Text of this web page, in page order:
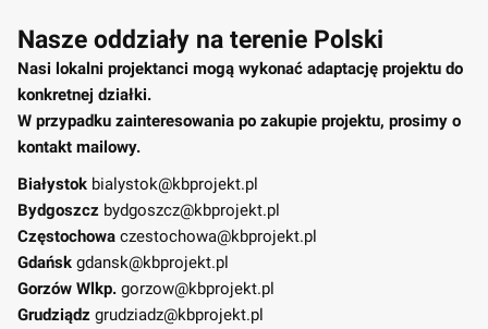
Nasze oddziały na terenie Polski
Nasi lokalni projektanci mogą wykonać adaptację projektu do
konkretnej działki.
W przypadku zainteresowania po zakupie projektu, prosimy o
kontakt mailowy.
Białystok bialystok@kbprojekt.pl
Bydgoszcz bydgoszcz@kbprojekt.pl
Częstochowa czestochowa@kbprojekt.pl
Gdańsk gdansk@kbprojekt.pl
Gorzów Wlkp. gorzow@kbprojekt.pl
Grudziądz grudziadz@kbprojekt.pl